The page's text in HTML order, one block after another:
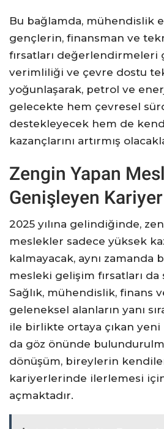
Bu bağlamda, mühendislik
gençlerin, finansman ve
fırsatları değerlendirmeleri
verimliliği ve çevre dostu
yoğunlaşarak, petrol ve
gelecekte hem çevresel
destekleyecek hem de
kazançlarını artırmış
Zengin Yapan
Genişleyen
2025 yılına gelindiğinde,
meslekler sadece yüksek
kalmayacak, aynı zamanda
mesleki gelişim fırsatları da
Sağlık, mühendislik, finans
geleneksel alanların yanı
ile birlikte ortaya çıkan yeni
da göz önünde
dönüşüm, bireylerin
kariyerlerinde ilerlemesi
açmaktadır.